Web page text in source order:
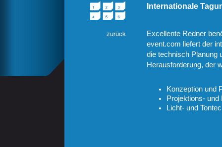
Internationale
Excellente Redner
event.com liefert der
die technisch Planung
Herausforderung, der
Konzeption und
Projektions-
Licht- und